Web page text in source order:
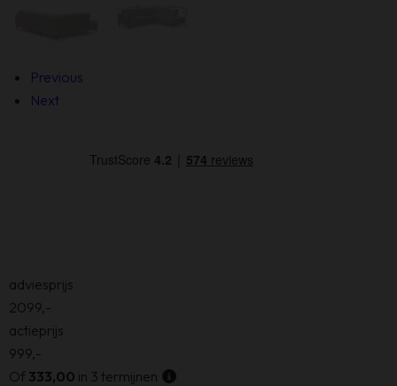
Previous
Next
adviesprijs
2099,-
actieprijs
999,-
Of 333,00 in 3 termijnen